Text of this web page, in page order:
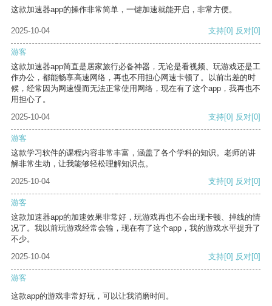
这款加速器app的操作非常简单，一键加速就能开启，非常方便。
2025-10-04 支持[0] 反对[0]
游客
这款加速器app简直是居家旅行必备神器，无论是看视频、玩游戏还是工
作办公，都能畅享高速网络，再也不用担心网速卡顿了。以前出差的时
候，经常因为网速慢而无法正常使用网络，现在有了这个app，我再也不
用担心了。
2025-10-04
支持[0] 反对[0]
游客
这款学习软件的课程内容非常丰富，涵盖了各个学科的知识。老师的讲
解非常生动，让我能够轻松理解知识点。
2025-10-04
支持[0] 反对[0]
游客
这款加速器app的加速效果非常好，玩游戏再也不会出现卡顿、掉线的情
况了。我以前玩游戏经常会输，现在有了这个app，我的游戏水平提升了
不少。
2025-10-04
支持[0] 反对[0]
游客
这款app的游戏非常好玩，可以让我消磨时间。